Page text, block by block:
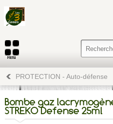
PROTECTION - Auto-défense
Bombe gaz
STREKO Defense 25ml